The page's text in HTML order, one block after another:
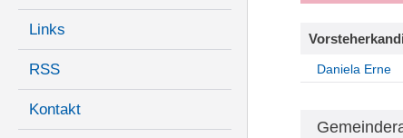
Links
RSS
Kontakt
Daniela Erne